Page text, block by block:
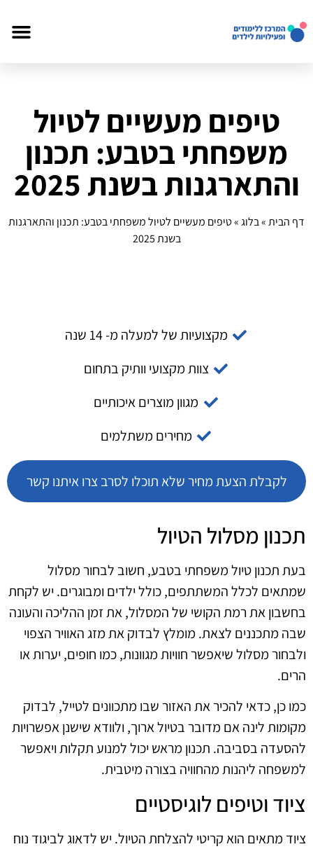
טיפים מעשיים לטיול
משפחתי בטבע: תכנון
והתארגנות בשנת 2025
דף הבית»בלוג»טיפים מעשיים לטיול משפחתי בטבע: תכנון והתארגנות
בשנת 2025
מקצועיות של למעלה מ- 14 שנה
צוות מקצועי וותיק בתחום
מגוון מוצרים איכותיים
מחירים משתלמים
לקבלת הצעת מחיר שלא תוכלו לסרב צרו איתנו קשר
תכנון מסלול הטיול
בעת תכנון טיול משפחתי בטבע, חשוב לבחור מסלול
שמתאים לכלל המשתתפים, כולל ילדים ומבוגרים. יש לקחת
בחשבון את רמת הקושי של המסלול, את זמן ההליכה והעונה
שבה מתכננים לצאת. מומלץ לבדוק את מזג האוויר הצפוי
ולבחור מסלול שיאפשר חוויות מגוונות, כמו חופים, יערות או
הרים.
כמו כן, כדאי להכיר את האזור שבו מתכוונים לטייל, לבדוק
מקומות לינה אם מדובר בטיול ארוך, ולוודא שישנן אפשרויות
להסעדה בסביבה. תכנון מראש יכול למנוע תקלות ויאפשר
למשפחה ליהנות מהחוויה בצורה מיטבית.
ציוד וטיפים לוגיסטיים
ציוד מתאים הוא קריטי להצלחת הטיול. יש לדאוג לביגוד נוח